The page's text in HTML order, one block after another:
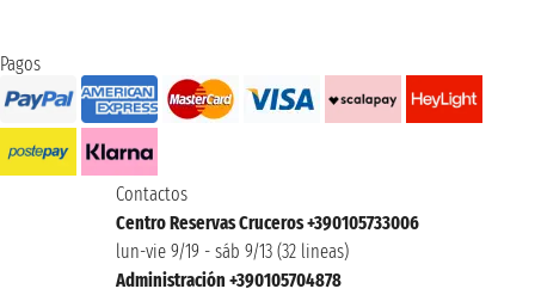
Pagos
Contactos
Centro Reservas Cruceros +390105733006
lun-vie 9/19 - sáb 9/13 (32 lineas)
Administración +390105704878